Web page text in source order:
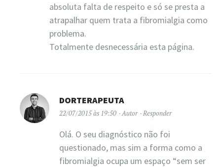
absoluta falta de respeito e só se presta a
atrapalhar quem trata a fibromialgia como
problema.
Totalmente desnecessária esta página.
DORTERAPEUTA
22/07/2015 às 19:50 Autor Responder
Olá. O seu diagnóstico não foi
questionado, mas sim a forma como a
fibromialgia ocupa um espaço “sem ser